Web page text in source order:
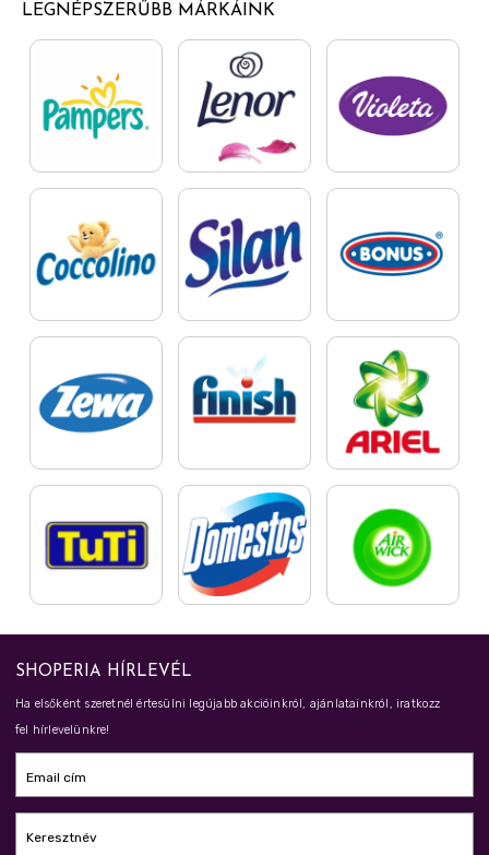
LEGNÉPSZERŰBB MÁRKÁINK
SHOPERIA HÍRLEVÉL
Ha elsőként szeretnél értesülni legújabb akcióinkról, ajánlatainkról, iratkozz
fel hírlevelünkre!
Email cím
Keresztnév